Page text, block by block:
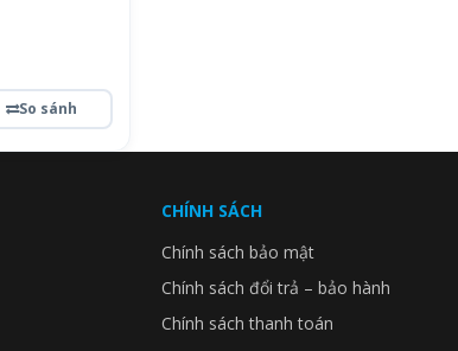
So sánh
CHÍNH SÁCH
Chính sách bảo mật
Chính sách đổi trả – bảo hành
Chính sách thanh toán